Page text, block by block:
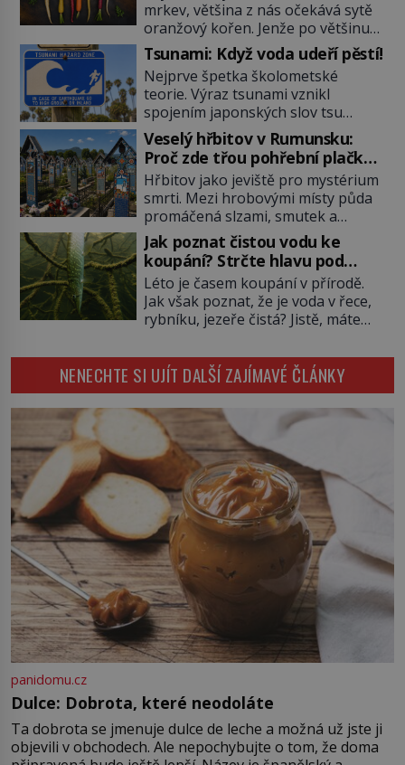
mrkev, většina z nás očekává sytě
oranžový kořen. Jenže po většinu
své historie je mrkev všechno
možné, jen ne oranžová. Je fialová,
žlutá, bílá, někdy dokonce téměř
černá. Až díky stovkám let
pečlivého šlechtění se z ní stává
zelenina, bez které si českou
zahradu ani nedokážeme
představit. Její příběh je […]
Tsunami: Když voda udeří pěstí!
Nejprve špetka školometské
teorie. Výraz tsunami vznikl
spojením japonských slov tsu
(přístav) a nami (vlna). Jedná se o
dlouhou vlnu, která je na volném
moři takřka nepostřehnutelná.
Ačkoli je vlnová délka tsunami i 300
kilometrů, výška vlny na volném
moři je maximálně 1,5 metru.
Máme se podobné obří vlny obávat
i v Evropě? Vznik tsunami si […]
Veselý hřbitov v Rumunsku:
Proč zde třou pohřební plačky
bídu s nouzí?
Hřbitov jako jeviště pro mystérium
smrti. Mezi hrobovými místy půda
promáčená slzami, smutek a
vědomí konečnosti lidské existence.
Jsou ale výjimky, kde pohřební
plačky smutně žmoulají kapesníky
nikoli při smutečním obřadu, ale
při pohledu na výši vyměřené
podpory v nezaměstnanosti. Kam
který si vysloužil název „Veselý“,
najdeme v rumunské vesnici
Sapanta, nedaleko hranic […]
Jak poznat čistou vodu ke
koupání? Strčte hlavu pod
hladinu!
Léto je časem koupání v přírodě.
Jak však poznat, že je voda v řece,
rybníku, jezeře čistá? Jistě, máte
hygieniků či podrobit křížovému
výslechu provozovatele přírodního
koupaliště. Existuje ale ještě jiná
alternativa. Jaká? Podívat se pod
hladinu a zjistit, kdo si onu
konkrétní vodní lokalitu oblíbil už
dávno před vámi. Říká se jim
bioindikátory […]
NENECHTE SI UJÍT DALŠÍ ZAJÍMAVÉ ČLÁNKY
panidomu.cz
Dulce: Dobrota, které neodoláte
Ta dobrota se jmenuje dulce de leche a možná už jste ji
objevili v obchodech. Ale nepochybujte o tom, že doma